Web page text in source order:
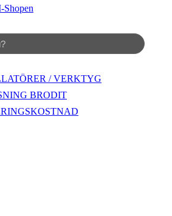
Shopen
/ VERKTYG
BRODIT